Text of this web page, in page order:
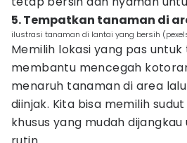
5. Tempatkan tanaman di
ilustrasi tanaman di lantai yang bersih
Memilih lokasi yang pas
membantu mencegah
menaruh tanaman di area
diinjak. Kita bisa memilih
khusus yang mudah